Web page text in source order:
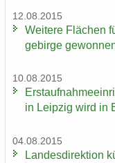
12.08.2015
Wei­te­re Flä­chen
ge­bir­ge
10.08.2015
in Leip­zig wird in
04.08.2015
Lan­des­di­rek­ti­on